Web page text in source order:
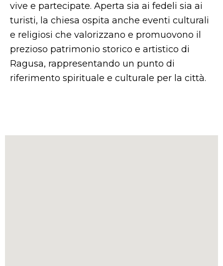
vive e partecipate. Aperta sia ai fedeli sia ai
turisti, la chiesa ospita anche eventi culturali
e religiosi che valorizzano e promuovono il
prezioso patrimonio storico e artistico di
Ragusa, rappresentando un punto di
riferimento spirituale e culturale per la città.